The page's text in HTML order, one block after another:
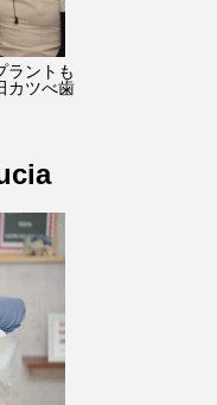
ラントも
カツべ歯